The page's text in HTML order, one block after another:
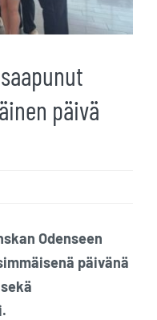
päivä
Odenseen
päivänä